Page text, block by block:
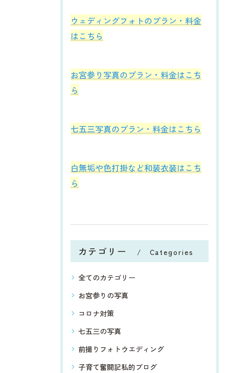
ウェディングフォトのプラン・料金
はこちら
お宮参り写真のプラン・料金はこち
ら
七五三写真のプラン・料金はこちら
白無垢や色打掛など和装衣装はこち
ら
カテゴリー Categories
全てのカテゴリー
お宮参りの写真
コロナ対策
七五三の写真
前撮りフォトウエディング
子育て奮闘記私的ブログ